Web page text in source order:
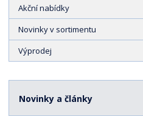
Akční nabídky
Novinky v sortimentu
Výprodej
Novinky a články